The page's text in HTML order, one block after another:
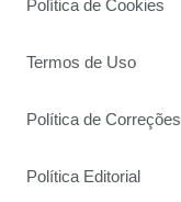
Política de Cookies
Termos de Uso
Política de Correções
Política Editorial